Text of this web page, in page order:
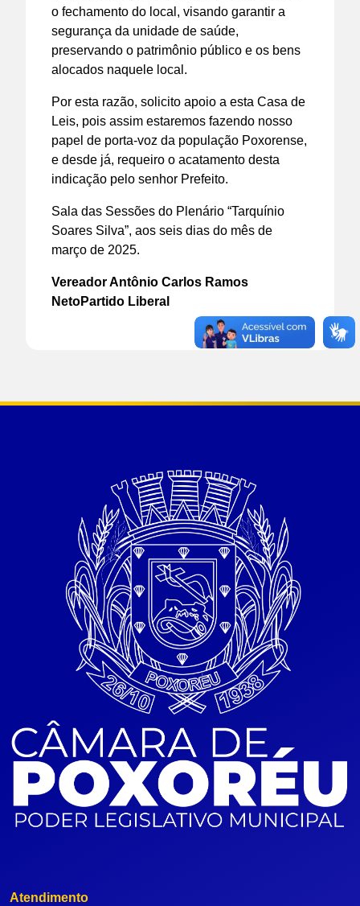
o fechamento do local, visando garantir a
segurança da unidade de saúde,
preservando o patrimônio público e os bens
alocados naquele local.
Por esta razão, solicito apoio a esta Casa de
Leis, pois assim estaremos fazendo nosso
papel de porta-voz da população Poxorense,
e desde já, requeiro o acatamento desta
indicação pelo senhor Prefeito.
Sala das Sessões do Plenário “Tarquínio
Soares Silva”, aos seis dias do mês de
março de 2025.
Vereador Antônio Carlos Ramos
NetoPartido Liberal
Atendimento